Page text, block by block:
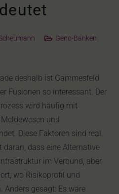
Geno-Banken
deshalb ist Gammesfeld
Fusionen so interessant. Der
wird häufig mit
und
Diese Faktoren sind real.
daran, dass eine Alternative
im Verbund, aber
wo Risikoprofil und
Anders gesagt: Es wäre